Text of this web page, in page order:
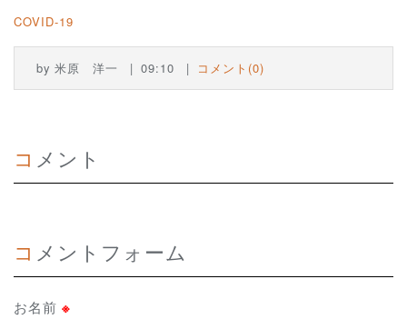
COVID-19
by 米原 洋一 09:10 コメント(0)
コメント
コメントフォーム
お名前 ※